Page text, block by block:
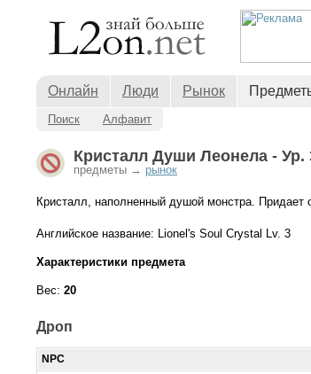
Онлайн Люди Рынок
Поиск Алфавит
Кристалл Души Леонела - Ур.
предметы → рынок
Кристалл, наполненный душой монстра.
Английское название: Lionel's Soul Crystal Lv. 3
Характеристики предмета
Вес: 20
Дроп
NPC